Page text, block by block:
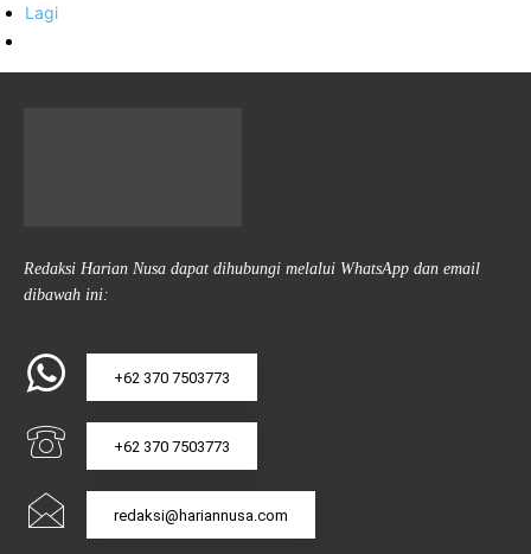
Lagi
Redaksi Harian Nusa dapat dihubungi melalui WhatsApp dan email
dibawah ini:
+62 370 7503773
+62 370 7503773
redaksi@hariannusa.com